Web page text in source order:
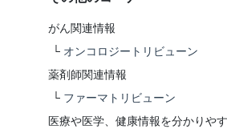
がん関連情報
└ オンコロジートリビューン
薬剤師関連情報
└ ファーマトリビューン
医療や医学、健康情報を分かりや